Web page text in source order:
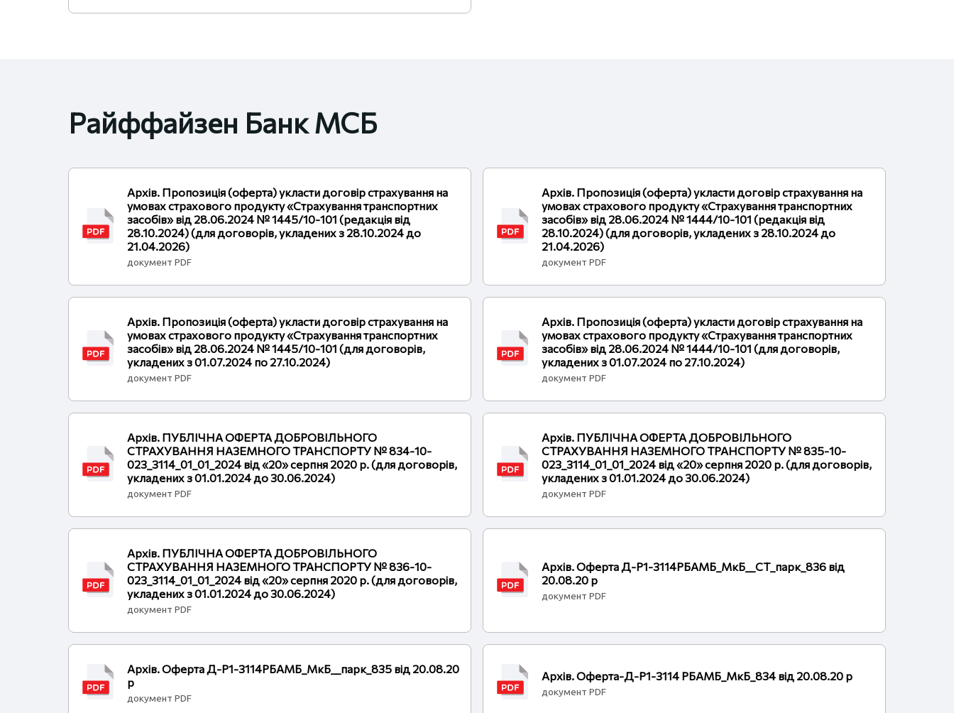
Райффайзен Банк МСБ
Архів. Пропозиція (оферта) укласти договір страхування на
умовах страхового продукту «Страхування транспортних
засобів» від 28.06.2024 № 1445/10-101 (редакція від
28.10.2024) (для договорів, укладених з 28.10.2024 до
21.04.2026)
документ PDF
Архів. Пропозиція (оферта) укласти договір страхування на
умовах страхового продукту «Страхування транспортних
засобів» від 28.06.2024 № 1444/10-101 (редакція від
28.10.2024) (для договорів, укладених з 28.10.2024 до
21.04.2026)
документ PDF
Архів. Пропозиція (оферта) укласти договір страхування на
умовах страхового продукту «Страхування транспортних
засобів» від 28.06.2024 № 1445/10-101 (для договорів,
укладених з 01.07.2024 по 27.10.2024)
документ PDF
Архів. Пропозиція (оферта) укласти договір страхування на
умовах страхового продукту «Страхування транспортних
засобів» від 28.06.2024 № 1444/10-101 (для договорів,
укладених з 01.07.2024 по 27.10.2024)
документ PDF
Архів. ПУБЛІЧНА ОФЕРТА ДОБРОВІЛЬНОГО
СТРАХУВАННЯ НАЗЕМНОГО ТРАНСПОРТУ № 834-10-
023_3114_01_01_2024 від «20» серпня 2020 р. (для договорів,
укладених з 01.01.2024 до 30.06.2024)
документ PDF
Архів. ПУБЛІЧНА ОФЕРТА ДОБРОВІЛЬНОГО
СТРАХУВАННЯ НАЗЕМНОГО ТРАНСПОРТУ № 835-10-
023_3114_01_01_2024 від «20» серпня 2020 р. (для договорів,
укладених з 01.01.2024 до 30.06.2024)
документ PDF
Архів. ПУБЛІЧНА ОФЕРТА ДОБРОВІЛЬНОГО
СТРАХУВАННЯ НАЗЕМНОГО ТРАНСПОРТУ № 836-10-
023_3114_01_01_2024 від «20» серпня 2020 р. (для договорів,
укладених з 01.01.2024 до 30.06.2024)
документ PDF
Архів. Оферта Д-Р1-3114РБАМБ_МкБ__СТ_парк_836 від
20.08.20 р
документ PDF
Архів. Оферта Д-Р1-3114РБАМБ_МкБ__парк_835 від 20.08.20
р
документ PDF
Архів. Оферта-Д-Р1-3114 РБАМБ_МкБ_834 від 20.08.20 р
документ PDF